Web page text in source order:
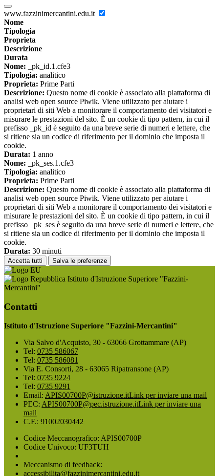
www.fazzinimercantini.edu.it
Nome
Tipologia
Proprieta
Descrizione
Durata
Nome: _pk_id.1.cfe3
Tipologia: analitico
Proprieta: Prime Parti
Descrizione: Questo nome di cookie è associato alla piattaforma di
analisi web open source Piwik. Viene utilizzato per aiutare i
proprietari di siti Web a monitorare il comportamento dei visitatori e
misurare le prestazioni del sito. È un cookie di tipo pattern, in cui il
prefisso _pk_id è seguito da una breve serie di numeri e lettere, che
si ritiene sia un codice di riferimento per il dominio che imposta il
cookie.
Durata: 1 anno
Nome: _pk_ses.1.cfe3
Tipologia: analitico
Proprieta: Prime Parti
Descrizione: Questo nome di cookie è associato alla piattaforma di
analisi web open source Piwik. Viene utilizzato per aiutare i
proprietari di siti Web a monitorare il comportamento dei visitatori e
misurare le prestazioni del sito. È un cookie di tipo pattern, in cui il
prefisso _pk_ses è seguito da una breve serie di numeri e lettere, che
si ritiene sia un codice di riferimento per il dominio che imposta il
cookie.
Durata: 30 minuti
Accetta tutti Salva le preferenze
Istituto d'Istruzione Superiore "Fazzini-
Mercantini"
Contatti
Istituto d'Istruzione Superiore "Fazzini-Mercantini"
Via Salvo d'Acquisto, 30 - 63066 Grottammare (AP)
Tel: 0735 586067
Tel: 0735 586081
Via E. Consorti, 28 - 63065 Ripatransone (AP)
Tel: 0735 9224
Tel: 0735 9291
Email: APIS00700P@istruzione.itLink per inviare una mail
PEC: APIS00700P@pec.istruzione.itLink per inviare una
mail
C.F.: 91002030442
Codice Meccanografico: APIS00700P
Codice Univoco: UF3TUH
Meccanismo di feedback:
accessibilita@fazzinimercantini.edu.it